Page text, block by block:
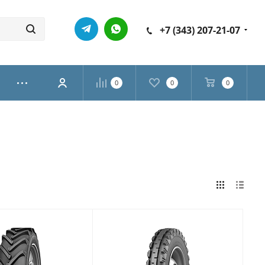
+7 (343) 207-21-07
0 0 0